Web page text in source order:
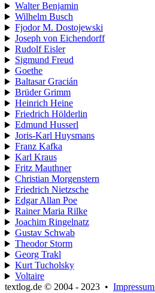
Walter Benjamin
Wilhelm Busch
Fjodor M. Dostojewski
Joseph von Eichendorff
Rudolf Eisler
Sigmund Freud
Goethe
Baltasar Gracián
Brüder Grimm
Heinrich Heine
Friedrich Hölderlin
Edmund Husserl
Joris-Karl Huysmans
Franz Kafka
Karl Kraus
Fritz Mauthner
Christian Morgenstern
Friedrich Nietzsche
Edgar Allan Poe
Rainer Maria Rilke
Joachim Ringelnatz
Gustav Schwab
Theodor Storm
Georg Trakl
Kurt Tucholsky
Voltaire
textlog.de © 2004 - 2023 • Impressum